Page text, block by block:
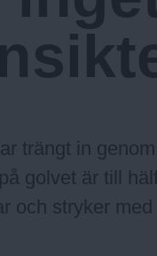
trängt in
golvet är till
och stryker